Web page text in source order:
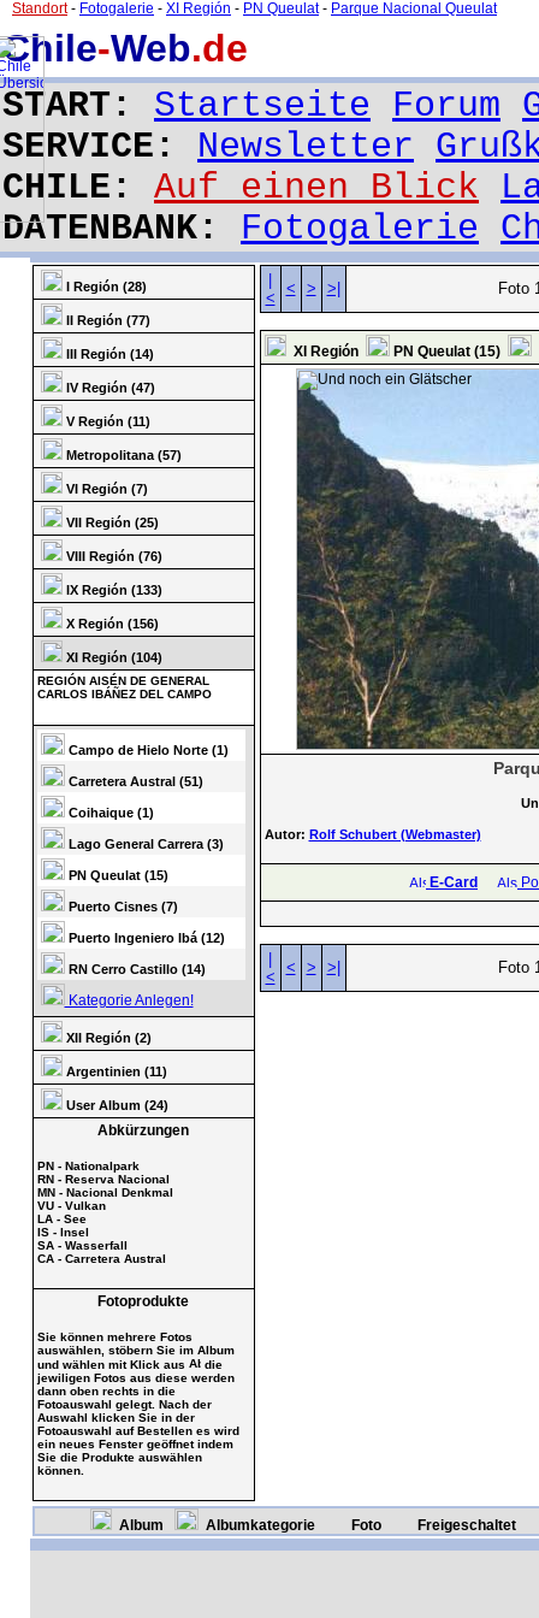
Chile-Web.de
START: Startseite Forum
SERVICE: Newsletter
CHILE: Auf einen Blick
DATENBANK: Fotogalerie
Standort- Fotogalerie - XI Región - PN Queulat- Parque Nacional Queulat
I Región (28)
II Región (77)
III Región (14)
IV Región (47)
V Región (11)
Metropolitana (57)
VI Región (7)
VII Región (25)
VIII Región (76)
IX Región (133)
X Región (156)
XI Región (104)
REGIÓN AISÉN DE GENERAL
CARLOS IBÁÑEZ DEL CAMPO
Campo de Hielo Norte (1)
Carretera Austral (51)
Coihaique (1)
Lago General Carrera (3)
PN Queulat (15)
Puerto Cisnes (7)
Puerto Ingeniero Ibá (12)
RN Cerro Castillo (14)
Kategorie Anlegen!
XII Región (2)
Argentinien (11)
User Album (24)
Abkürzungen
PN - Nationalpark
RN - Reserva Nacional
MN - Nacional Denkmal
VU - Vulkan
LA - See
IS - Insel
SA - Wasserfall
CA - Carretera Austral
Fotoprodukte
Sie können mehrere Fotos
auswählen, stöbern Sie im Album
und wählen mit Klick aus
die
jewiligen Fotos aus diese werden
dann oben rechts in die
Fotoauswahl gelegt. Nach der
Auswahl klicken Sie in der
Fotoauswahl auf Bestellen es wird
ein neues Fenster geöffnet indem
Sie die Produkte auswählen
können.
<
< > >| Foto
XI Región PN Queulat (15)
Autor: Rolf Schubert (Webmaster)
E-Card
<
< > >| Foto
Album Albumkategorie Foto Freigeschaltet